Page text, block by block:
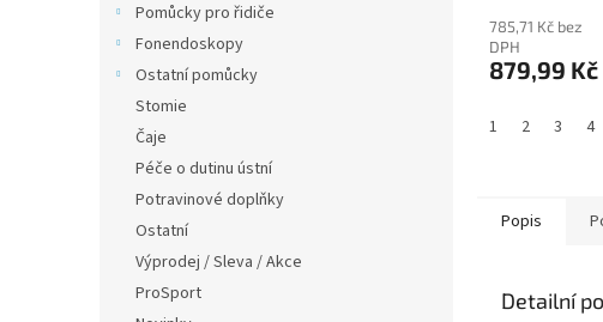
Pomůcky pro řidiče
Fonendoskopy
Ostatní pomůcky
Stomie
Čaje
Péče o dutinu ústní
Potravinové doplňky
Ostatní
Výprodej / Sleva / Akce
ProSport
785,71 Kč bez
DPH
879,99 Kč
1 2 3 4
Popis
Detailní